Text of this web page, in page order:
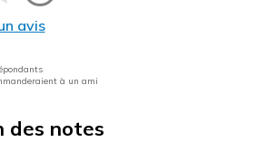
avis
à un ami
des notes